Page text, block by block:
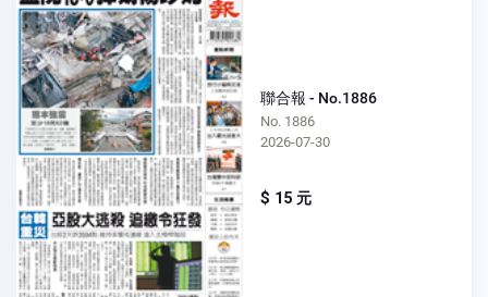
聯合報 - No.1886
No. 1886
2026-07-30
$ 15 元